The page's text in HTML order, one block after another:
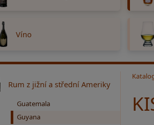
Víno
Rum z jižní a střední Ameriky
Guatemala
Guyana